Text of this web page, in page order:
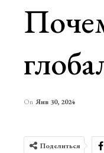
On Янв 30, 2024
Поделиться